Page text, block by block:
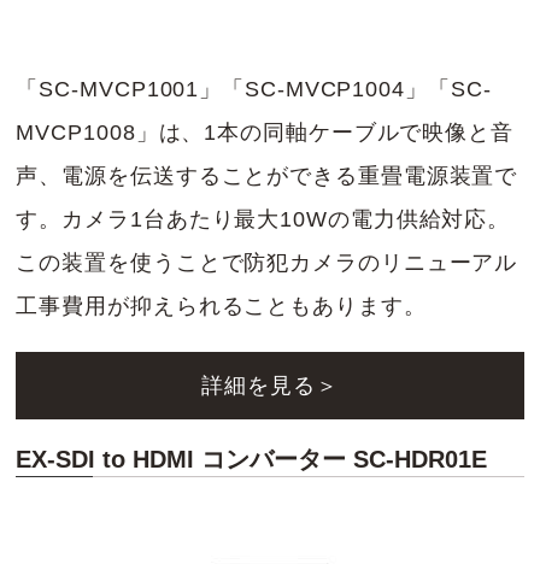
「SC-MVCP1001」「SC-MVCP1004」「SC-
MVCP1008」は、1本の同軸ケーブルで映像と音
声、電源を伝送することができる重畳電源装置で
す。カメラ1台あたり最大10Wの電力供給対応。
この装置を使うことで防犯カメラのリニューアル
工事費用が抑えられることもあります。
詳細を見る＞
EX-SDI to HDMI コンバーター SC-HDR01E